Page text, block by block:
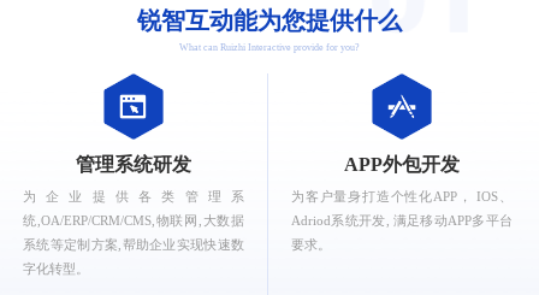
锐智互动能为您提供什么
What can Ruizhi Interactive provide for you?
管理系统研发
为企业提供各类管理系
统,OA/ERP/CRM/CMS,物联网,大数据
系统等定制方案,帮助企业实现快速数
字化转型。
APP外包开发
为客户量身打造个性化APP， IOS、
Adriod系统开发, 满足移动APP多平台
要求。